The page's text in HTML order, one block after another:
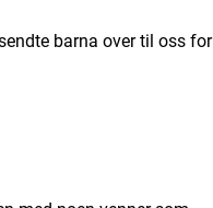
barna over til oss for